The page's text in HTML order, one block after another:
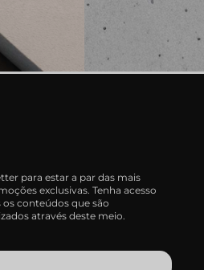
para estar a par das mais
exclusivas. Tenha acesso
conteúdos que são
através deste meio.